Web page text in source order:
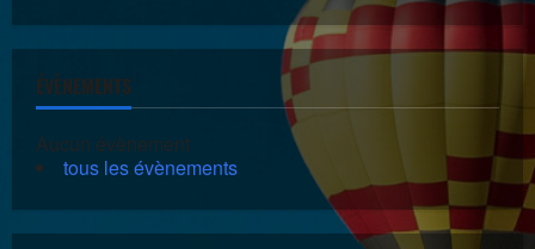
ÉVÈNEMENTS
Aucun évènement
tous les évènements